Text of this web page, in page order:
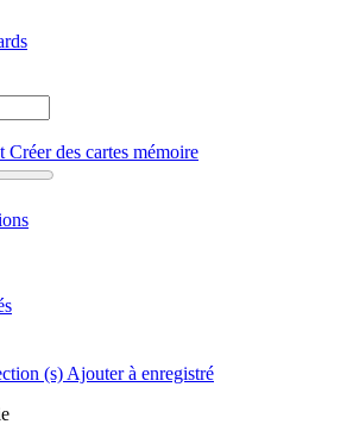
Créer des cartes mémoire
(s) Ajouter à enregistré